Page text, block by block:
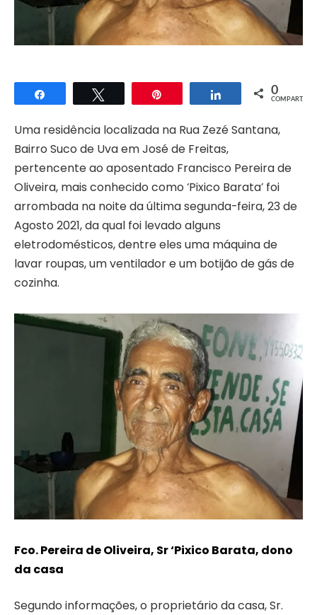
Compartilhar Compartilhar
0
COMPART.
Uma residência localizada na Rua Zezé Santana,
Bairro Suco de Uva em José de Freitas,
pertencente ao aposentado Francisco Pereira de
Oliveira, mais conhecido como ‘Pixico Barata’ foi
arrombada na noite da última segunda-feira, 23 de
Agosto 2021, da qual foi levado alguns
eletrodomésticos, dentre eles uma máquina de
lavar roupas, um ventilador e um botijão de gás de
cozinha.
Fco. Pereira de Oliveira, Sr ‘Pixico Barata, dono
da casa
Segundo informações, o proprietário da casa, Sr.